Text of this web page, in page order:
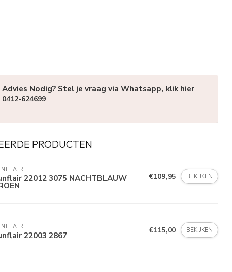
Advies Nodig? Stel je vraag via Whatsapp, klik hier
0412-624699
PRODUCTEN
22012 3075 NACHTBLAUW €109,95 BEKIJKEN
22003 2867 €115,00 BEKIJKEN